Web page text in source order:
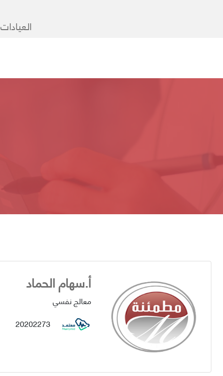
العيادات
أ.سهام الحماد
معالج نفسي
20202273